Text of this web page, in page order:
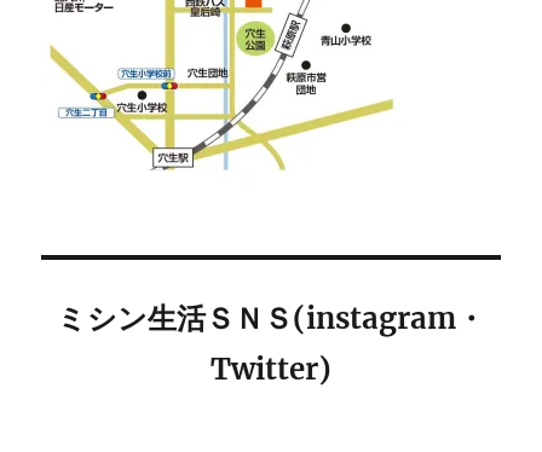
ミシン生活ＳＮＳ(instagram・
Twitter)